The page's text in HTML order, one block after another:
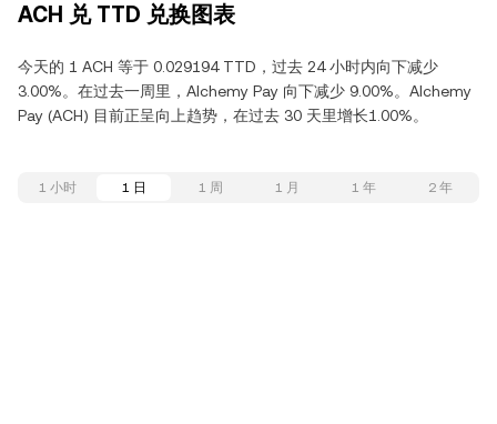
ACH 兑 TTD 兑换图表
今天的 1 ACH 等于 0.029194 TTD，过去 24 小时内向下减少
3.00%。在过去一周里，Alchemy Pay 向下减少 9.00%。Alchemy
Pay (ACH) 目前正呈向上趋势，在过去 30 天里增长1.00%。
1 小时 1 日 1 周 1 月 1 年 2 年